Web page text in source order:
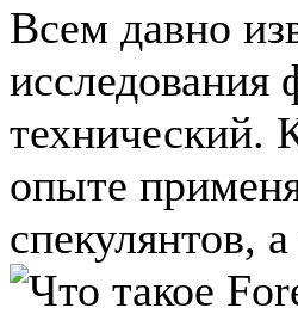
Всем давно
технический.
опыте
спекулянтов,